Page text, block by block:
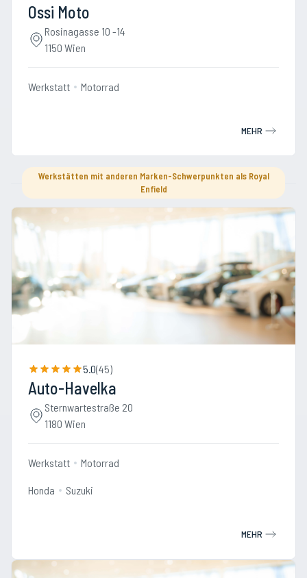
Ossi Moto
Rosinagasse 10 -14
1150 Wien
Werkstatt Motorrad
MEHR
Werkstätten mit anderen Marken-Schwerpunkten als Royal
Enfield
5.0(45)
Auto-Havelka
Sternwartestraße 20
1180 Wien
Werkstatt Motorrad
Honda Suzuki
MEHR